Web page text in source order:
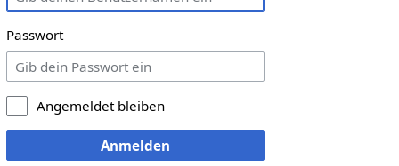
Passwort
Angemeldet bleiben
Anmelden